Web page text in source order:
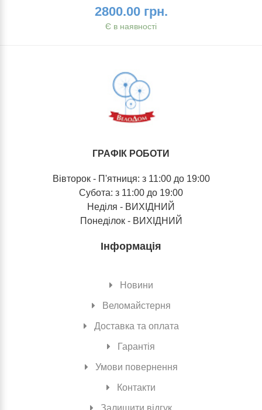
2800.00 грн.
Є в наявності
ГРАФІК РОБОТИ
Вівторок - П'ятниця: з 11:00 до 19:00
Субота: з 11:00 до 19:00
Неділя - ВИХІДНИЙ
Понеділок - ВИХІДНИЙ
Інформація
Новини
Веломайстерня
Доставка та оплата
Гарантія
Умови повернення
Контакти
Залишити відгук